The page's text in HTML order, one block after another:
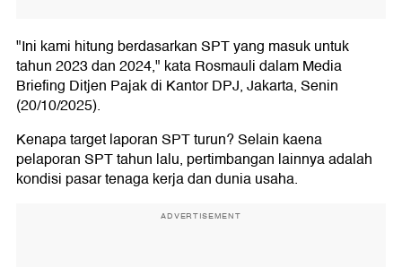
"Ini kami hitung berdasarkan SPT yang masuk untuk
tahun 2023 dan 2024," kata Rosmauli dalam Media
Briefing Ditjen Pajak di Kantor DPJ, Jakarta, Senin
(20/10/2025).
Kenapa target laporan SPT turun? Selain kaena
pelaporan SPT tahun lalu, pertimbangan lainnya adalah
kondisi pasar tenaga kerja dan dunia usaha.
ADVERTISEMENT